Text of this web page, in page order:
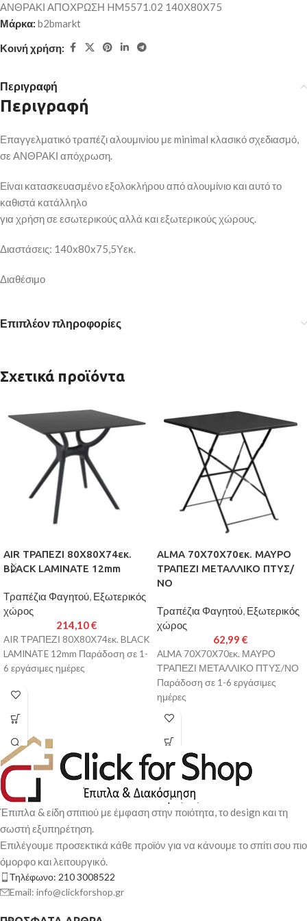
ΑΝΘΡΑΚΙ ΑΠΟΧΡΩΣΗ HM5571.02 140Χ80X75
Μάρκα: b2bmarkt
Κοινή χρήση:
Περιγραφή
Περιγραφή
Επαγγελματικό τραπέζι αλουμινίου με minimal κλασικό σχεδιασμό,
σε ΑΝΘΡΑΚΙ απόχρωση.
Είναι κατασκευασμένο εξολοκλήρου από αλουμίνιο και αυτό το
καθιστά κατάλληλο
για χρήση σε εσωτερικούς αλλά και εξωτερικούς χώρους.
Διαστάσεις: 140x80x75,5Υεκ.
Διαθέσιμο
Επιπλέον πληροφορίες
Σχετικά προϊόντα
AIR ΤΡΑΠΕΖΙ 80Χ80Χ74εκ.
BLACK LAMINATE 12mm
Τραπέζια Φαγητού, Εξωτερικός
χώρος
214,10€
AIR ΤΡΑΠΕΖΙ 80Χ80Χ74εκ. BLACK
LAMINATE 12mm Παράδοση σε 1-
6 εργάσιμες ημέρες
ALMA 70Χ70Χ70εκ. ΜΑΥΡΟ
ΤΡΑΠΕΖΙ ΜΕΤΑΛΛΙΚΟ ΠΤΥΣ/
ΝΟ
Τραπέζια Φαγητού, Εξωτερικός
χώρος
62,99 €
ALMA 70Χ70Χ70εκ. ΜΑΥΡΟ
ΤΡΑΠΕΖΙ ΜΕΤΑΛΛΙΚΟ ΠΤΥΣ/ΝΟ
Παράδοση σε 1-6 εργάσιμες
ημέρες
Έπιπλα & είδη σπιτιού με έμφαση στην ποιότητα, το design και τη
σωστή εξυπηρέτηση.
Επιλέγουμε προσεκτικά κάθε προϊόν για να κάνουμε το σπίτι σου πιο
όμορφο και λειτουργικό.
Τηλέφωνο: 210 3008522
Email: info@clickforshop.gr